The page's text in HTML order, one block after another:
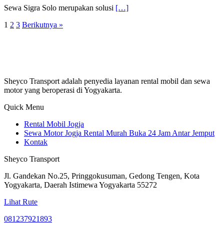
Sewa Sigra Solo merupakan solusi […]
1 2 3 Berikutnya »
Sheyco Transport adalah penyedia layanan rental mobil dan sewa
motor yang beroperasi di Yogyakarta.
Quick Menu
Rental Mobil Jogja
Sewa Motor Jogja Rental Murah Buka 24 Jam Antar Jemput
Kontak
Sheyco Transport
Jl. Gandekan No.25, Pringgokusuman, Gedong Tengen, Kota
Yogyakarta, Daerah Istimewa Yogyakarta 55272
Lihat Rute
081237921893